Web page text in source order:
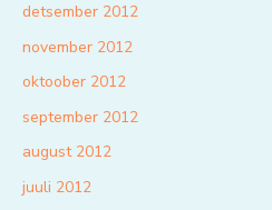
detsember 2012
november 2012
oktoober 2012
september 2012
august 2012
juuli 2012